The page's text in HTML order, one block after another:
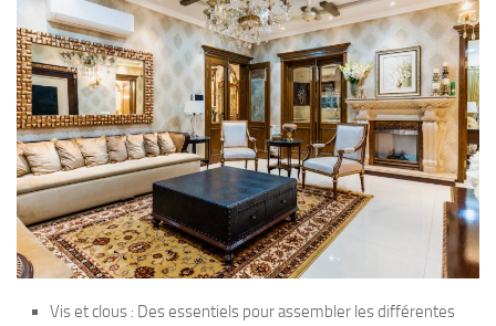
Vis et clous : Des essentiels pour assembler les différentes